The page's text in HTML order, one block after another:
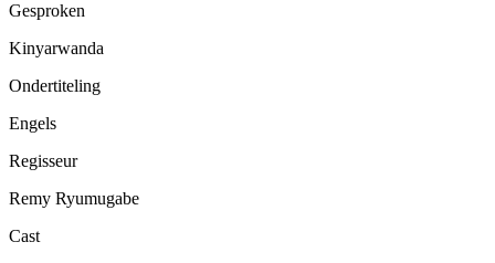
Gesproken
Kinyarwanda
Ondertiteling
Engels
Regisseur
Remy Ryumugabe
Cast